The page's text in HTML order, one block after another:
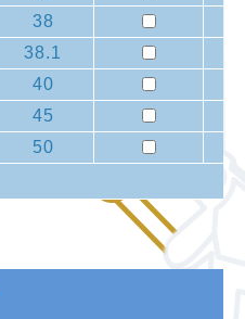
38
38.1
40
45
50